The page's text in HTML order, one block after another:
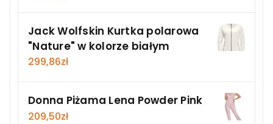
Jack Wolfskin Kurtka polarowa
"Nature" w kolorze białym
299,86zł
Donna Piżama Lena Powder Pink
209,50zł